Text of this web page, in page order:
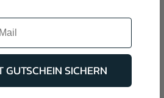
GUTSCHEIN SICHERN